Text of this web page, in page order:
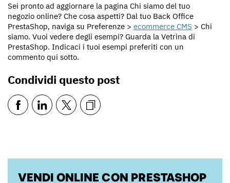
Sei pronto ad aggiornare la pagina Chi siamo del tuo
negozio online? Che cosa aspetti? Dal tuo Back Office
PrestaShop, naviga su Preferenze > ecommerce CMS > Chi
siamo. Vuoi vedere degli esempi? Guarda la Vetrina di
PrestaShop. Indicaci i tuoi esempi preferiti con un
commento qui sotto.
Condividi questo post
VENDI ONLINE CON PRESTASHOP